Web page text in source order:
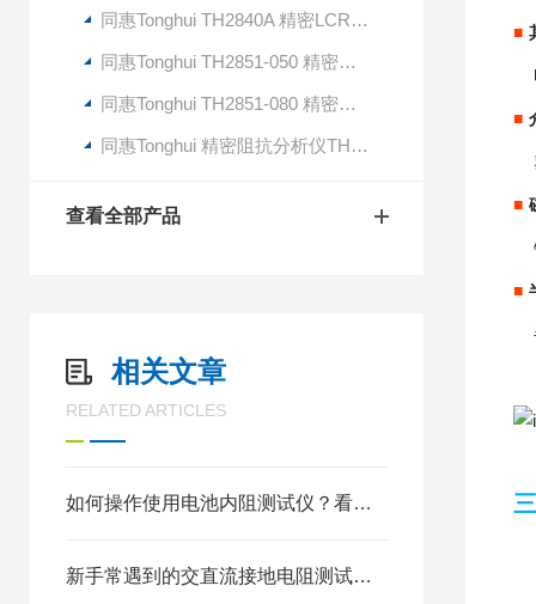
同惠Tonghui TH2840A 精密LCR数字电桥
同惠Tonghui TH2851-050 精密阻抗分析仪
同惠Tonghui TH2851-080 精密阻抗分析仪
同惠Tonghui 精密阻抗分析仪TH2851-130
查看全部产品
相关文章
RELATED ARTICLES
如何操作使用电池内阻测试仪？看这些吧
新手常遇到的交直流接地电阻测试仪EGB-324使用难题分析
■
■
■
■